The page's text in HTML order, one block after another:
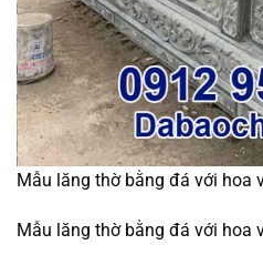
Mẫu lăng thờ bằng đá với hoa
Mẫu lăng thờ bằng đá với hoa